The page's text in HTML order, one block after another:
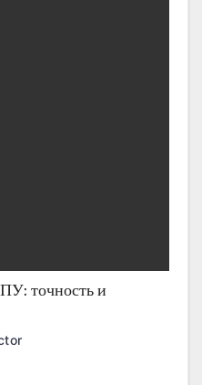
точность и